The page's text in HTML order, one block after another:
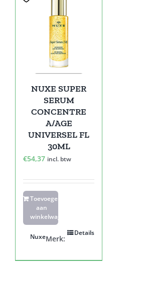
NUXE SUPER
SERUM
CONCENTRE
A/AGE
UNIVERSEL FL
30ML
€54,37 incl. btw
Toevoegen
aan
winkelwagen
Details
Merk:
Nuxe